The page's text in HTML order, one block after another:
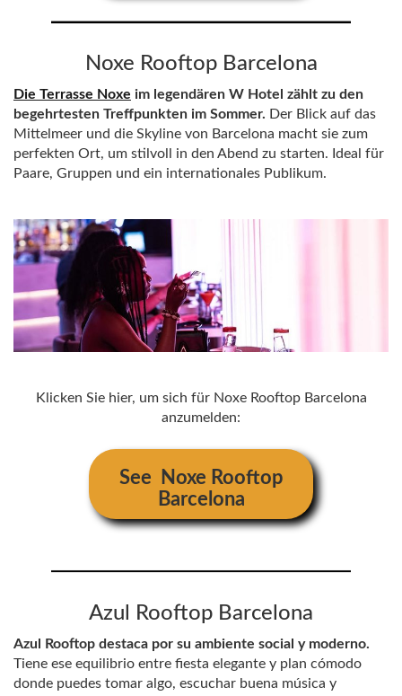
Noxe Rooftop Barcelona
Die Terrasse Noxe im legendären W Hotel zählt zu den
begehrtesten Treffpunkten im Sommer. Der Blick auf das
Mittelmeer und die Skyline von Barcelona macht sie zum
perfekten Ort, um stilvoll in den Abend zu starten. Ideal für
Paare, Gruppen und ein internationales Publikum.
Klicken Sie hier, um sich für Noxe Rooftop Barcelona
anzumelden:
See
Noxe Rooftop
Barcelona
Azul Rooftop Barcelona
Azul Rooftop destaca por su ambiente social y moderno.
Tiene ese equilibrio entre fiesta elegante y plan cómodo
donde puedes tomar algo, escuchar buena música y